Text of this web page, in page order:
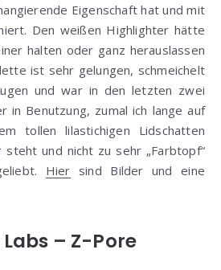
Eigenschaft hat und mit
Den weißen Highlighter hätte
halten oder ganz herauslassen
ist sehr gelungen, schmeichelt
und war in den letzten zwei
in Benutzung, zumal ich lange auf
tollen lilastichigen Lidschatten
und nicht zu sehr „Farbtopf“
Hier sind Bilder und eine
– Z-Pore